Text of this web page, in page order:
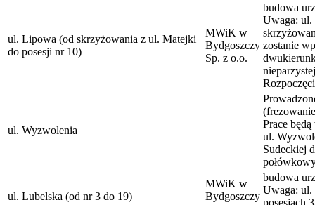
ul. Lipowa (od skrzyżowania z ul. Matejki
do posesji nr 10)
MWiK w
Bydgoszczy
Sp. z o.o.
budowa
Uwaga: ul.
zostanie
ul. Wyzwolenia
Prace
ul.
Sudeckiej
ul. Lubelska (od nr 3 do 19)
MWiK w
Bydgoszczy
budowa
Uwaga: ul.
posesjach